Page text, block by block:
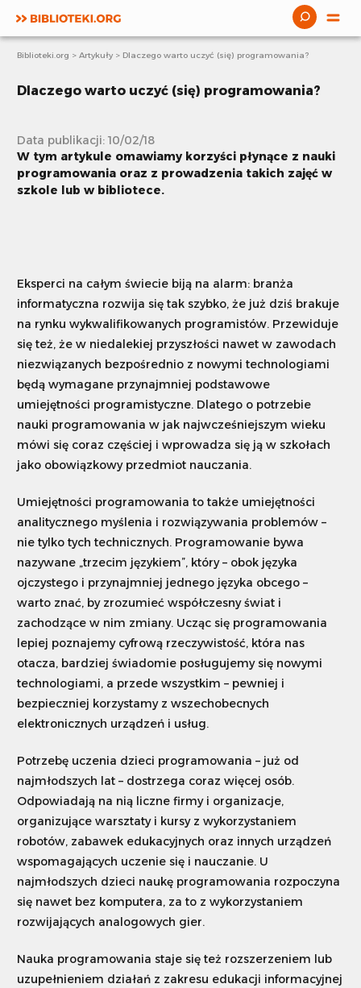
Aktualności
Publikacje
Scenariusze
Artykuły
Książki bez granic
Szukaj
Dostosuj
Biblioteki.org > Artykuły > Dlaczego warto uczyć (się) programowania?
Dlaczego warto uczyć (się) programowania?
Data publikacji: 10/02/18
W tym artykule omawiamy korzyści płynące z nauki
programowania oraz z prowadzenia takich zajęć w
szkole lub w bibliotece.
Eksperci na całym świecie biją na alarm: branża
informatyczna rozwija się tak szybko, że już dziś brakuje
na rynku wykwalifikowanych programistów. Przewiduje
się też, że w niedalekiej przyszłości nawet w zawodach
niezwiązanych bezpośrednio z nowymi technologiami
będą wymagane przynajmniej podstawowe
umiejętności programistyczne. Dlatego o potrzebie
nauki programowania w jak najwcześniejszym wieku
mówi się coraz częściej i wprowadza się ją w szkołach
jako obowiązkowy przedmiot nauczania.
Umiejętności programowania to także umiejętności
analitycznego myślenia i rozwiązywania problemów –
nie tylko tych technicznych. Programowanie bywa
nazywane „trzecim językiem”, który – obok języka
ojczystego i przynajmniej jednego języka obcego –
warto znać, by zrozumieć współczesny świat i
zachodzące w nim zmiany. Ucząc się programowania
lepiej poznajemy cyfrową rzeczywistość, która nas
otacza, bardziej świadomie posługujemy się nowymi
technologiami, a przede wszystkim – pewniej i
bezpieczniej korzystamy z wszechobecnych
elektronicznych urządzeń i usług.
Potrzebę uczenia dzieci programowania – już od
najmłodszych lat – dostrzega coraz więcej osób.
Odpowiadają na nią liczne firmy i organizacje,
organizujące warsztaty i kursy z wykorzystaniem
robotów, zabawek edukacyjnych oraz innych urządzeń
wspomagających uczenie się i nauczanie. U
najmłodszych dzieci naukę programowania rozpoczyna
się nawet bez komputera, za to z wykorzystaniem
rozwijających analogowych gier.
Nauka programowania staje się też rozszerzeniem lub
uzupełnieniem działań z zakresu edukacji informacyjnej